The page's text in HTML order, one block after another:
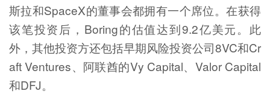
斯拉和SpaceX的董事会都拥有一个席位。在获得
该笔投资后，Boring的估值达到9.2亿美元。此
外，其他投资方还包括早期风险投资公司8VC和Cr
aft Ventures、阿联酋的Vy Capital、Valor Capital
和DFJ。